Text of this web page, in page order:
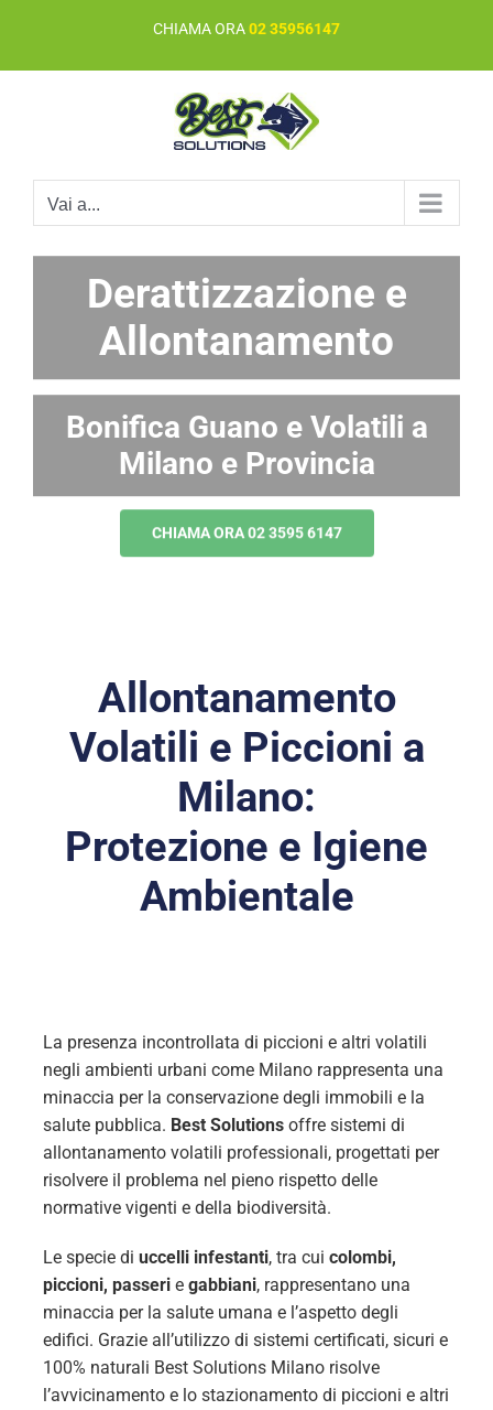
contenuto
CHIAMA ORA02 35956147
Vai a...
Derattizzazione e
Allontanamento
Bonifica Guano e Volatili a
Milano e Provincia
CHIAMA ORA 02 3595 6147
Allontanamento
Volatili e Piccioni a
Milano:
Protezione e Igiene
Ambientale
La presenza incontrollata di piccioni e altri volatili
negli ambienti urbani come Milano rappresenta una
minaccia per la conservazione degli immobili e la
salute pubblica. Best Solutionsoffre sistemi di
allontanamento volatili professionali, progettati per
risolvere il problema nel pieno rispetto delle
normative vigenti e della biodiversità.
Le specie di uccelli infestanti, tra cui colombi,
piccioni, passerie gabbiani, rappresentano una
minaccia per la salute umana e l’aspetto degli
edifici. Grazie all’utilizzo di sistemi certificati, sicuri e
100% naturali Best Solutions Milano risolve
l’avvicinamento e lo stazionamento di piccioni e altri